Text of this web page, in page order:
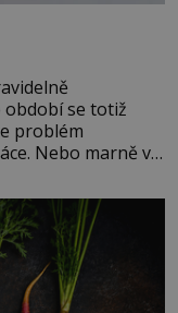
období se totiž
problém
Nebo marně v
se paměť